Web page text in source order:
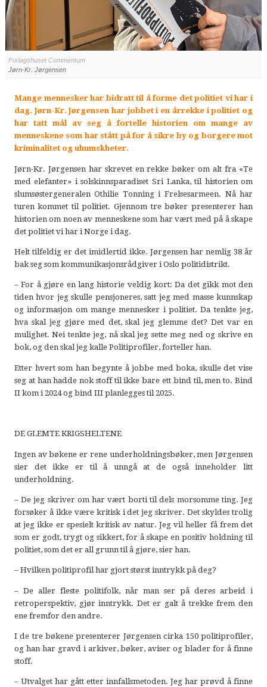
Forlagshuset Commentum
Jørn-Kr. Jørgensen
Mange mennesker har bidratt til å forme det politiet vi har i
dag. Jørn-Kr. Jørgensen har jobbet i en årrekke i politiet og
har tatt mål av seg å fortelle historien om mange av
menneskene som har stått på for å sikre by og borgere mot
kriminalitet og uhumskheter.
Jørn-Kr. Jørgensen har skrevet en rekke bøker om alt fra «Te
med elefanter» i solskinnsparadiset Sri Lanka, til historien om
slumsøstergeneralen Othilie Tonning i Frelsesarmeen. Nå har
turen kommet til politiet. Gjennom tre bøker presenterer han
historien om noen av menneskene som har vært med på å skape
det politiet vi har i Norge i dag.
Helt tilfeldig er det imidlertid ikke. Jørgensen har nemlig 38 år
bak seg som kommunikasjonsrådgiver i Oslo politidistrikt.
– For å gjøre en lang historie veldig kort: Da det gikk mot den
tiden hvor jeg skulle pensjoneres, satt jeg med masse kunnskap
og informasjon om mange mennesker i politiet. Da tenkte jeg,
hva skal jeg gjøre med det, skal jeg glemme det? Det var en
mulighet. Nei tenkte jeg, nå skal jeg sette meg ned og skrive en
bok, og den skal jeg kalle Politiprofiler, forteller han.
Etter hvert som han begynte å jobbe med boka, skulle det vise
seg at han hadde nok stoff til ikke bare ett bind til, men to. Bind
II kom i 2024 og bind III planlegges til 2025.
DE GLEMTE KRIGSHELTENE
Ingen av bøkene er rene underholdningsbøker, men Jørgensen
sier det ikke er til å unngå at de også inneholder litt
underholdning.
– De jeg skriver om har vært borti til dels morsomme ting. Jeg
forsøker å ikke være kritisk i det jeg skriver. Det skyldes trolig
at jeg ikke er spesielt kritisk av natur. Jeg vil heller få frem det
som er godt, trygt og sikkert, for å skape en positiv holdning til
politiet, som det er all grunn til å gjøre, sier han.
– Hvilken politiprofil har gjort størst inntrykk på deg?
– De aller fleste politifolk, når man ser på deres arbeid i
retroperspektiv, gjør inntrykk. Det er galt å trekke frem den
ene fremfor den andre.
I de tre bøkene presenterer Jørgensen cirka 150 politiprofiler,
og han har gravd i arkiver, bøker, aviser og blader for å finne
stoff.
– Utvalget har gått etter innfallsmetoden. Jeg har prøvd å finne